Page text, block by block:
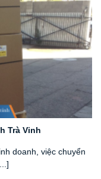
Trà Vinh
doanh, việc chuyển